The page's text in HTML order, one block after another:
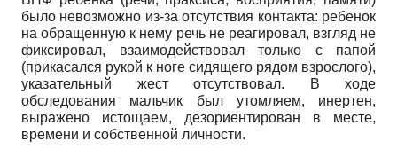
было невозможно из-за отсутствия контакта: ребенок
на обращенную к нему речь не реагировал, взгляд не
фиксировал, взаимодействовал только с папой
(прикасался рукой к ноге сидящего рядом взрослого),
указательный жест отсутствовал. В ходе
обследования мальчик был утомляем, инертен,
выражено истощаем, дезориентирован в месте,
времени и собственной личности.